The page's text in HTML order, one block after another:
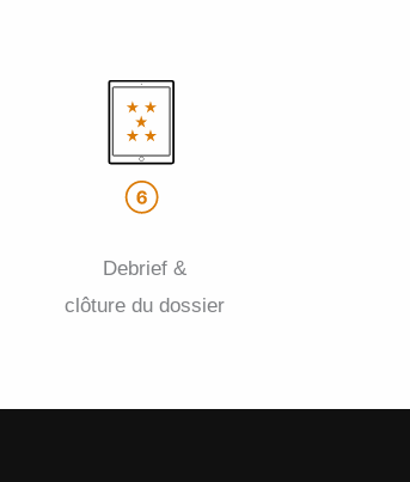
Debrief &
clôture du dossier